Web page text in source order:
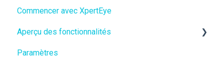
Commencer avec XpertEye
Aperçu des fonctionnalités
Collaboration
Paramètres